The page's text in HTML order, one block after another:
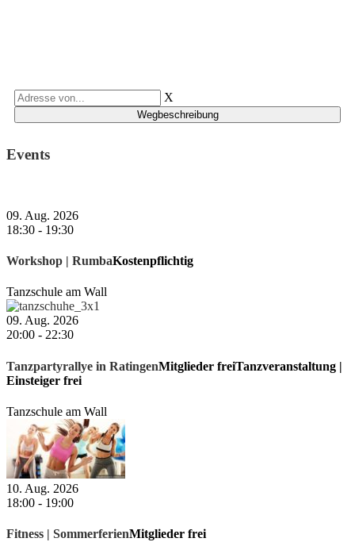
X
Events
09. Aug. 2026
18:30 - 19:30
Workshop | RumbaKostenpflichtig
Tanzschule am Wall
09. Aug. 2026
20:00 - 22:30
Tanzpartyrallye in RatingenMitglieder freiTanzveranstaltung |
Einsteiger frei
Tanzschule am Wall
10. Aug. 2026
18:00 - 19:00
Fitness | SommerferienMitglieder frei